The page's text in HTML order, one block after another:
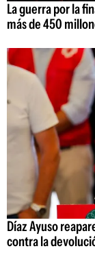
La guerra por la
más de 450
Díaz Ayuso
contra la